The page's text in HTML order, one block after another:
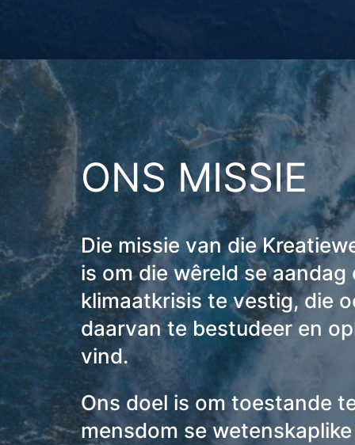
ONS MISSIE
Die missie van die
is om die wêreld se aandag
klimaatkrisis te vestig, die
daarvan te bestudeer en
vind.
Ons doel is om toestande
mensdom se